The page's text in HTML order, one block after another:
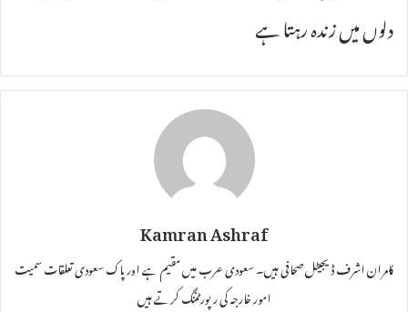
دلوں میں زندہ رہتا ہے
Kamran Ashraf
کامران اشرف ڈیجیٹل صحافی ہیں۔ سعودی عرب میں مقیم ہے اور پاک سعودی تعلقات سمیت
امور خارجہ کی رپورٹننگ کرتے ہیں